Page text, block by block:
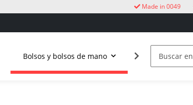
Made in 0049
Bolsos y bolsos de mano Vida al aire libre